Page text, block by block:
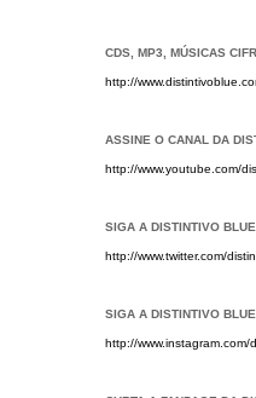
CDS, MP3, MÚSICAS
http://
ASSINE O CANAL DA
http://www.youtube.com/
SIGA A DISTINTIVO
http://www.twitter.com/
SIGA A DISTINTIVO
http://www.instagram.com/